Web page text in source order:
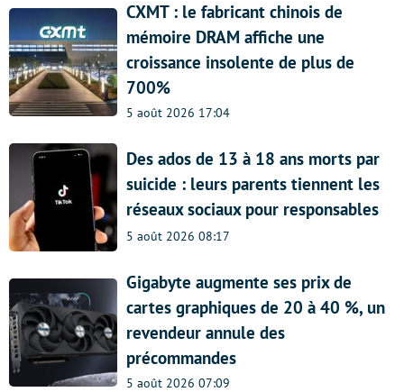
CXMT : le fabricant chinois de
mémoire DRAM affiche une
croissance insolente de plus de
700%
5 août 2026 17:04
Des ados de 13 à 18 ans morts par
suicide : leurs parents tiennent les
réseaux sociaux pour responsables
5 août 2026 08:17
Gigabyte augmente ses prix de
cartes graphiques de 20 à 40 %, un
revendeur annule des
précommandes
5 août 2026 07:09